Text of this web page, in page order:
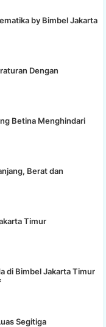
by Bimbel Jakarta
Dengan
Betina Menghindari
Berat dan
Timur
di Bimbel Jakarta Timur
Segitiga